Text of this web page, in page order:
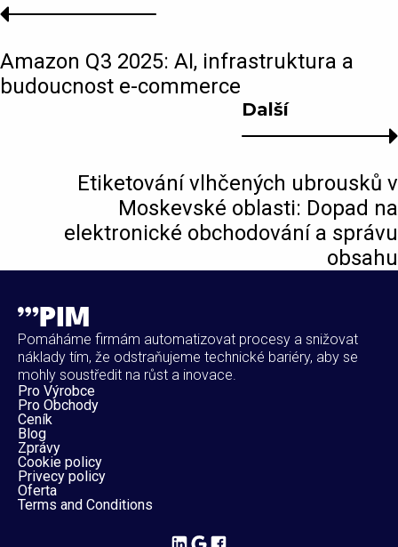
Další
Etiketování vlhčených ubrousků v
Moskevské oblasti: Dopad na
elektronické obchodování a správu
obsahu
Amazon Q3 2025: AI, infrastruktura a
budoucnost e-commerce
Pomáháme firmám automatizovat procesy a snižovat
náklady tím, že odstraňujeme technické bariéry, aby se
mohly soustředit na růst a inovace.
Pro Výrobce
Pro Obchody
Ceník
Blog
Zprávy
Cookie policy
Privecy policy
Oferta
Terms and Conditions